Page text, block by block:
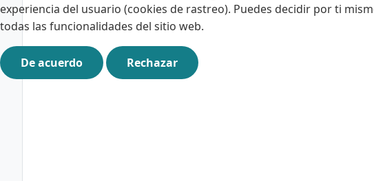
experiencia del usuario (cookies de rastreo). Puedes decidir por ti
todas las funcionalidades del sitio web.
De acuerdo Rechazar